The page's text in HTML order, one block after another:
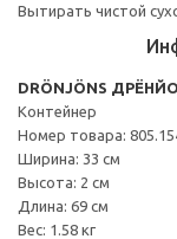
Вытирать чистой
DRÖNJÖNS
Контейнер
Номер товара:
Ширина: 33 см
Высота: 2 см
Длина: 69 см
Вес: 1.58 кг